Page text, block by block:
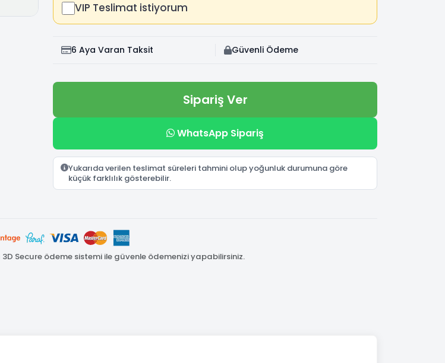
VIP Teslimat istiyorum
6 Aya Varan Taksit Güvenli Ödeme
Sipariş Ver
WhatsApp Sipariş
Yukarıda verilen teslimat süreleri tahmini olup yoğunluk durumuna göre
küçük farklılık gösterebilir.
Secure ödeme sistemi ile güvenle ödemenizi yapabilirsiniz.